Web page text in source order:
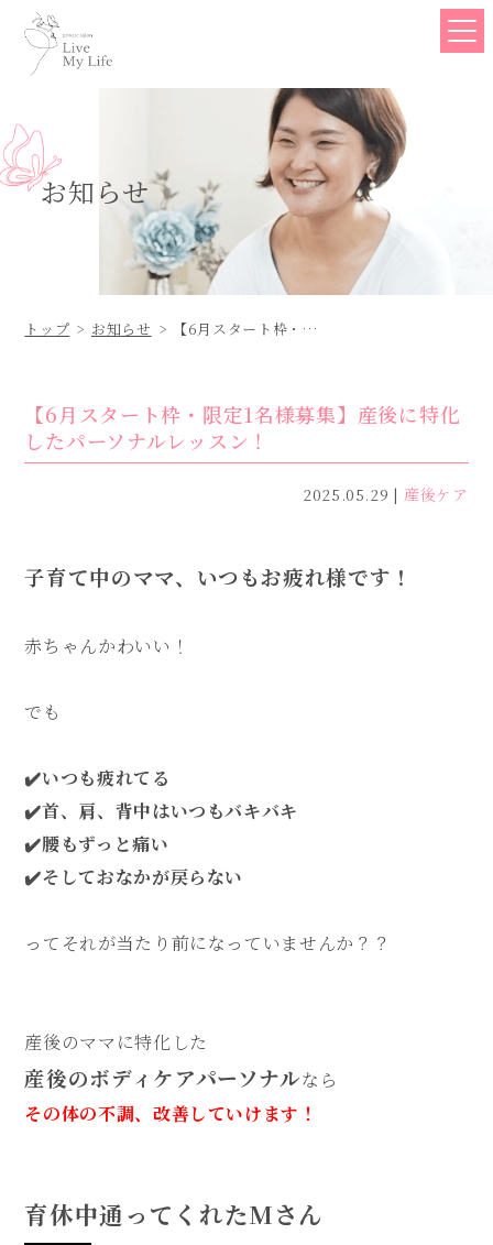
お知らせ
トップ お知らせ
【6月スタート枠・限
【6月スタート枠・限定1名様募集】産後に特化
したパーソナルレッスン！
2025.05.29 産後ケア
子育て中のママ、いつもお疲れ様です！
赤ちゃんかわいい！
でも
✔️いつも疲れてる
✔️首、肩、背中はいつもバキバキ
✔️腰もずっと痛い
✔️そしておなかが戻らない
ってそれが当たり前になっていませんか？？
産後のママに特化した
産後のボディケアパーソナルなら
その体の不調、改善していけます！
育休中通ってくれたMさん